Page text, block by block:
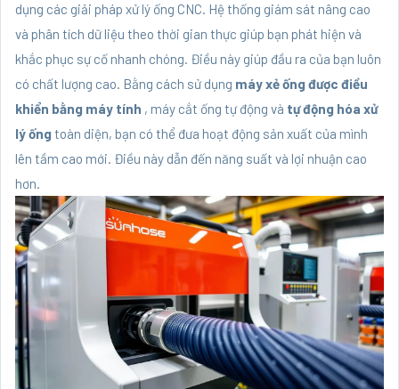
dụng các giải pháp xử lý ống CNC. Hệ thống giám sát nâng cao
và phân tích dữ liệu theo thời gian thực giúp bạn phát hiện và
khắc phục sự cố nhanh chóng. Điều này giúp đầu ra của bạn luôn
có chất lượng cao. Bằng cách sử dụng máy xẻ ống được điều
khiển bằng máy tính , máy cắt ống tự động và tự động hóa xử
lý ốngtoàn diện, bạn có thể đưa hoạt động sản xuất của mình
lên tầm cao mới. Điều này dẫn đến năng suất và lợi nhuận cao
hơn.